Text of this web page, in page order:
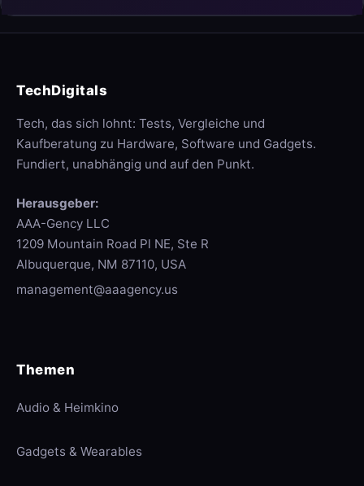
TechDigitals
Tech, das sich lohnt: Tests, Vergleiche und
Kaufberatung zu Hardware, Software und Gadgets.
Fundiert, unabhängig und auf den Punkt.
Herausgeber:
AAA-Gency LLC
1209 Mountain Road Pl NE, Ste R
Albuquerque, NM 87110, USA
management@aaagency.us
Themen
Audio & Heimkino
Gadgets & Wearables